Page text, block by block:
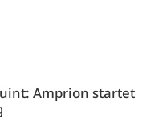
Amprion startet